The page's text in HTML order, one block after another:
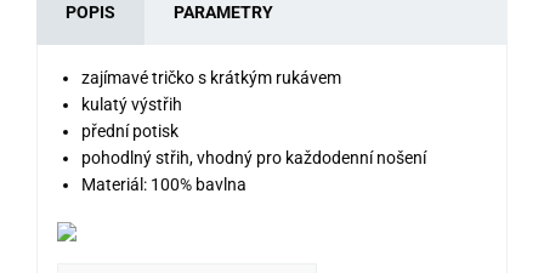
POPIS PARAMETRY
zajímavé tričko s krátkým rukávem
kulatý výstřih
přední potisk
pohodlný střih, vhodný pro každodenní nošení
Materiál: 100% bavlna